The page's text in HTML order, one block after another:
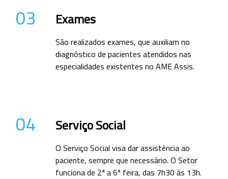
03 Exames
São realizados exames, que auxiliam no
diagnóstico de pacientes atendidos nas
especialidades existentes no AME Assis.
04 Serviço Social
O Serviço Social visa dar assistência ao
paciente, sempre que necessário. O Setor
funciona de 2ª a 6ª feira, das 7h30 às 13h.